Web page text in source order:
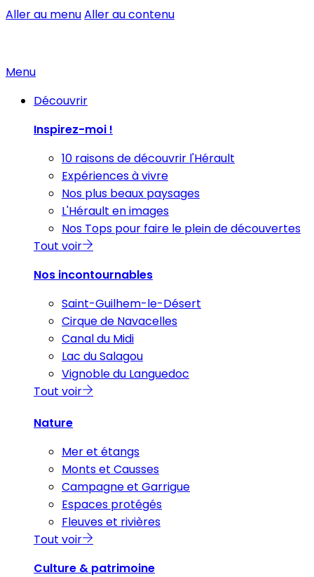
Aller au menuAller au contenu
Menu
Découvrir
Inspirez-moi !
10 raisons de découvrir l'Hérault
Expériences à vivre
Nos plus beaux paysages
L'Hérault en images
Nos Tops pour faire le plein de découvertes
Tout voir
Nos incontournables
Saint-Guilhem-le-Désert
Cirque de Navacelles
Canal du Midi
Lac du Salagou
Vignoble du Languedoc
Tout voir
Nature
Mer et étangs
Monts et Causses
Campagne et Garrigue
Espaces protégés
Fleuves et rivières
Tout voir
Culture & patrimoine